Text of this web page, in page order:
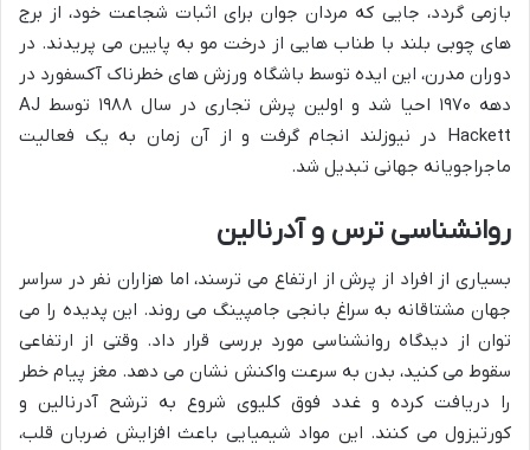
بازمی گردد، جایی که مردان جوان برای اثبات شجاعت خود، از برج
های چوبی بلند با طناب هایی از درخت مو به پایین می پریدند. در
دوران مدرن، این ایده توسط باشگاه ورزش های خطرناک آکسفورد در
دهه ۱۹۷۰ احیا شد و اولین پرش تجاری در سال ۱۹۸۸ توسط AJ
Hackett در نیوزلند انجام گرفت و از آن زمان به یک فعالیت
ماجراجویانه جهانی تبدیل شد.
روانشناسی ترس و آدرنالین
بسیاری از افراد از پرش از ارتفاع می ترسند، اما هزاران نفر در سراسر
جهان مشتاقانه به سراغ بانجی جامپینگ می روند. این پدیده را می
توان از دیدگاه روانشناسی مورد بررسی قرار داد. وقتی از ارتفاعی
سقوط می کنید، بدن به سرعت واکنش نشان می دهد. مغز پیام خطر
را دریافت کرده و غدد فوق کلیوی شروع به ترشح آدرنالین و
کورتیزول می کنند. این مواد شیمیایی باعث افزایش ضربان قلب،